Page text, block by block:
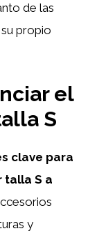
de las
propio
el
S
clave para
talla S a
y